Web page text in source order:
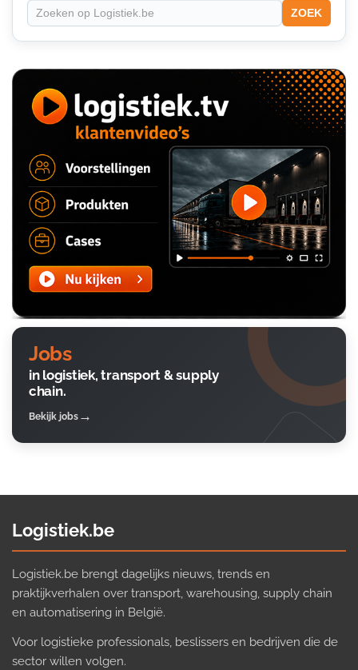
ZOEK
Jobs
in logistiek, transport & supply
chain.
Bekijk jobs
Logistiek.be
Logistiek.be brengt dagelijks nieuws, trends en
praktijkverhalen over transport, warehousing, supply chain
en automatisering in België.
Voor logistieke professionals, beslissers en bedrijven die de
sector willen volgen.